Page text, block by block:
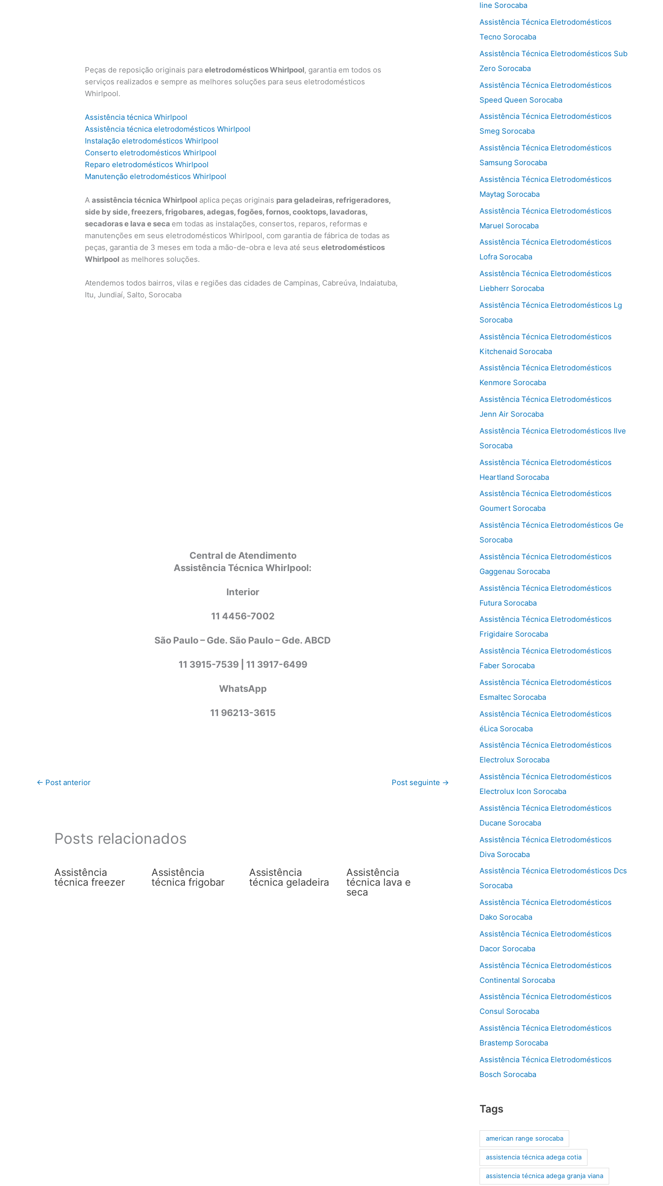
Peças de reposição originais paraeletrodomésticos Whirlpool, garantia em todos os
serviços realizados e sempre as melhores soluções para seus eletrodomésticos
Whirlpool.
Assistência técnica Whirlpool
Assistência técnica eletrodomésticos Whirlpool
Instalação eletrodomésticos Whirlpool
Conserto eletrodomésticos Whirlpool
Reparo eletrodomésticos Whirlpool
Manutenção eletrodomésticos Whirlpool
Aassistência técnica Whirlpool aplica peças originais para geladeiras, refrigeradores,
side by side, freezers, frigobares, adegas, fogões, fornos, cooktops, lavadoras,
secadoras e lava e seca em todas as instalações, consertos, reparos, reformas e
manutenções em seus eletrodomésticos Whirlpool, com garantia de fábrica de todas as
peças, garantia de 3 meses em toda a mão-de-obra e leva até seuseletrodomésticos
Whirlpool as melhores soluções.
Atendemos todos bairros, vilas e regiões das cidades de Campinas, Cabreúva, Indaiatuba,
Itu, Jundiaí, Salto, Sorocaba
Central de Atendimento
Assistência Técnica Whirlpool:
Interior
11 4456-7002
São Paulo – Gde. São Paulo – Gde. ABCD
11 3915-7539 | 11 3917-6499
WhatsApp
11 96213-3615
← Post anterior Post seguinte →
Posts relacionados
Assistência
técnica freezer
Assistência
técnica frigobar
Assistência
técnica geladeira
Assistência
técnica lava e
seca
line Sorocaba
Assistência Técnica Eletrodomésticos
Tecno Sorocaba
Assistência Técnica Eletrodomésticos Sub
Zero Sorocaba
Assistência Técnica Eletrodomésticos
Speed Queen Sorocaba
Assistência Técnica Eletrodomésticos
Smeg Sorocaba
Assistência Técnica Eletrodomésticos
Samsung Sorocaba
Assistência Técnica Eletrodomésticos
Maytag Sorocaba
Assistência Técnica Eletrodomésticos
Maruel Sorocaba
Assistência Técnica Eletrodomésticos
Lofra Sorocaba
Assistência Técnica Eletrodomésticos
Liebherr Sorocaba
Assistência Técnica Eletrodomésticos Lg
Sorocaba
Assistência Técnica Eletrodomésticos
Kitchenaid Sorocaba
Assistência Técnica Eletrodomésticos
Kenmore Sorocaba
Assistência Técnica Eletrodomésticos
Jenn Air Sorocaba
Assistência Técnica Eletrodomésticos Ilve
Sorocaba
Assistência Técnica Eletrodomésticos
Heartland Sorocaba
Assistência Técnica Eletrodomésticos
Goumert Sorocaba
Assistência Técnica Eletrodomésticos Ge
Sorocaba
Assistência Técnica Eletrodomésticos
Gaggenau Sorocaba
Assistência Técnica Eletrodomésticos
Futura Sorocaba
Assistência Técnica Eletrodomésticos
Frigidaire Sorocaba
Assistência Técnica Eletrodomésticos
Faber Sorocaba
Assistência Técnica Eletrodomésticos
Esmaltec Sorocaba
Assistência Técnica Eletrodomésticos
éLica Sorocaba
Assistência Técnica Eletrodomésticos
Electrolux Sorocaba
Assistência Técnica Eletrodomésticos
Electrolux Icon Sorocaba
Assistência Técnica Eletrodomésticos
Ducane Sorocaba
Assistência Técnica Eletrodomésticos
Diva Sorocaba
Assistência Técnica Eletrodomésticos Dcs
Sorocaba
Assistência Técnica Eletrodomésticos
Dako Sorocaba
Assistência Técnica Eletrodomésticos
Dacor Sorocaba
Assistência Técnica Eletrodomésticos
Continental Sorocaba
Assistência Técnica Eletrodomésticos
Consul Sorocaba
Assistência Técnica Eletrodomésticos
Brastemp Sorocaba
Assistência Técnica Eletrodomésticos
Bosch Sorocaba
Tags
american range sorocaba
assistencia técnica adega cotia
assistencia técnica adega granja viana